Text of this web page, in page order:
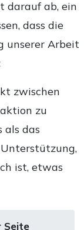
darauf ab, ein
dass die
unserer Arbeit
zwischen
zu
als das
ist, etwas
Seite